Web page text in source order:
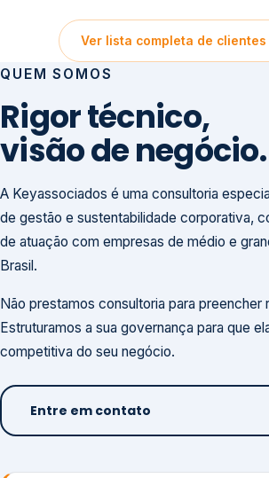
Ver lista completa de clientes
QUEM SOMOS
Rigor técnico,
visão de negócio.
A Keyassociados é uma consultoria
de gestão e sustentabilidade corporativa,
de atuação com empresas de médio e
Brasil.
Não prestamos consultoria para preencher
Estruturamos a sua governança para que
competitiva do seu negócio.
Entre em contato